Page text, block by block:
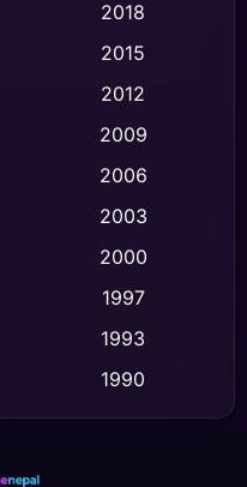
(47)
(454)
(532)
(10)
(62)
2018
2015
2012
2009
2006
2003
2000
1997
1993
1990
1986